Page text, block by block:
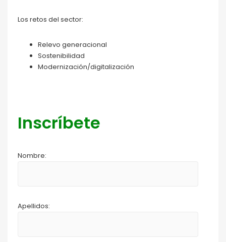
Los retos del sector:
Relevo generacional
Sostenibilidad
Modernización/digitalización
Inscríbete
Nombre:
Apellidos: